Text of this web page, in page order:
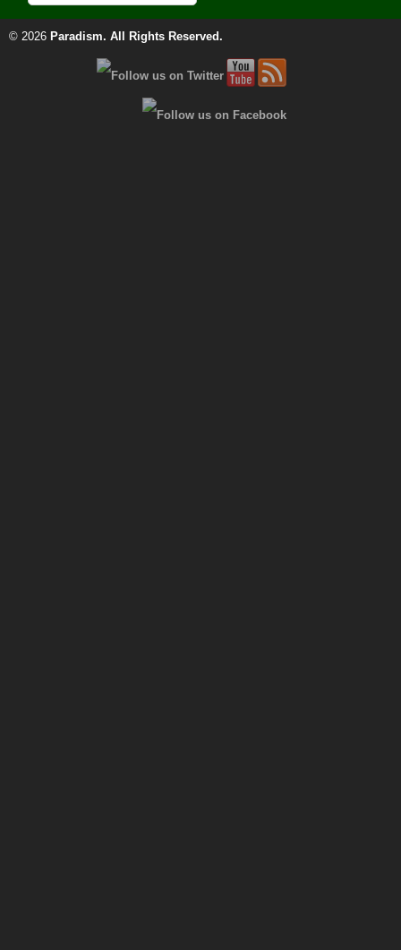
© 2026 Paradism. All Rights Reserved.